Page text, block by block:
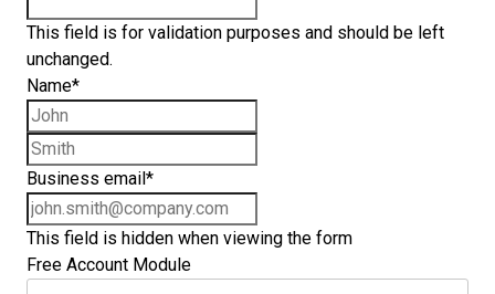
This field is for validation purposes and should be left
unchanged.
Name*
Business email *
This field is hidden when viewing the form
Free Account Module